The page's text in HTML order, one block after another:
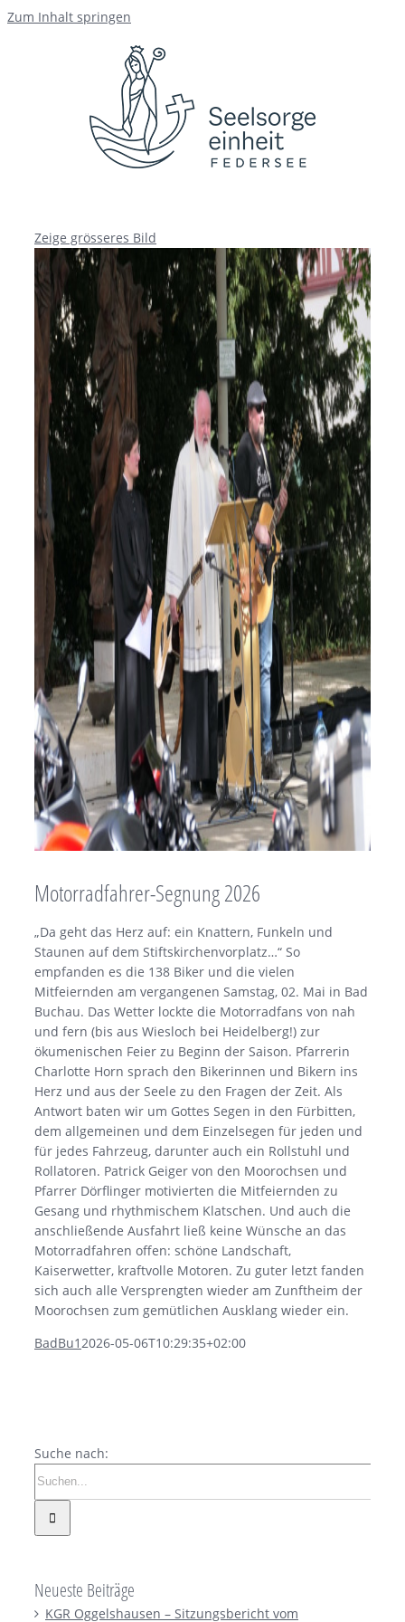
Zum Inhalt springen
Zeige grösseres Bild
Motorradfahrer-Segnung 2026
„Da geht das Herz auf: ein Knattern, Funkeln und
Staunen auf dem Stiftskirchenvorplatz…“ So
empfanden es die 138 Biker und die vielen
Mitfeiernden am vergangenen Samstag, 02. Mai in Bad
Buchau. Das Wetter lockte die Motorradfans von nah
und fern (bis aus Wiesloch bei Heidelberg!) zur
ökumenischen Feier zu Beginn der Saison. Pfarrerin
Charlotte Horn sprach den Bikerinnen und Bikern ins
Herz und aus der Seele zu den Fragen der Zeit. Als
Antwort baten wir um Gottes Segen in den Fürbitten,
dem allgemeinen und dem Einzelsegen für jeden und
für jedes Fahrzeug, darunter auch ein Rollstuhl und
Rollatoren. Patrick Geiger von den Moorochsen und
Pfarrer Dörflinger motivierten die Mitfeiernden zu
Gesang und rhythmischem Klatschen. Und auch die
anschließende Ausfahrt ließ keine Wünsche an das
Motorradfahren offen: schöne Landschaft,
Kaiserwetter, kraftvolle Motoren. Zu guter letzt fanden
sich auch alle Versprengten wieder am Zunftheim der
Moorochsen zum gemütlichen Ausklang wieder ein.
BadBu1 2026-05-06T10:29:35+02:00
Suche nach:
Neueste Beiträge
KGR Oggelshausen – Sitzungsbericht vom